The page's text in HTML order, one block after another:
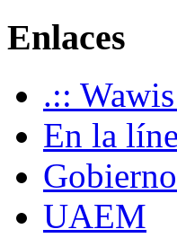
Enlaces
.::
En la
UAEM